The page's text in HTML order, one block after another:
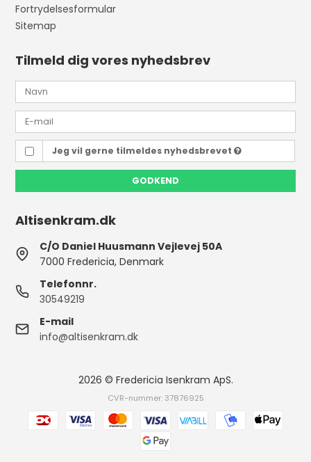
Fortrydelsesformular
Sitemap
Tilmeld dig vores nyhedsbrev
Jeg vil gerne tilmeldes nyhedsbrevet
GODKEND
Altisenkram.dk
C/O Daniel Huusmann Vejlevej 50A
7000 Fredericia, Denmark
Telefonnr.
30549219
E-mail
info@altisenkram.dk
2026 © Fredericia Isenkram ApS.
CVR-nummer: 37876925